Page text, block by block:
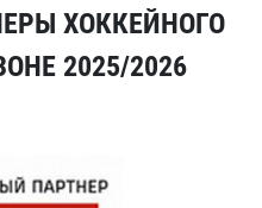
ХОККЕЙНОГО
2025/2026